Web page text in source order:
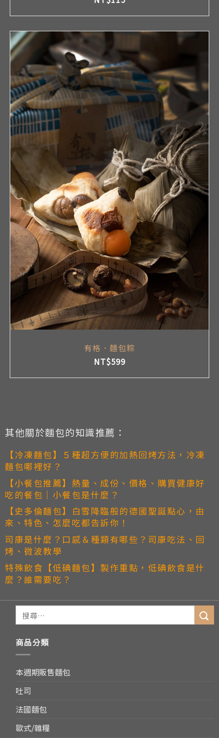
有格．麵包粽
NT$599
其他關於麵包的知識推薦：
【冷凍麵包】５種超方便的加熱回烤方法，冷凍
麵包哪裡好？
【小餐包推薦】熱量、成份、價格、購買健康好
吃的餐包｜小餐包是什麼？
【史多倫麵包】白雪降臨般的德國聖誕點心，由
來、特色、怎麼吃都告訴你！
司康是什麼？口感＆種類有哪些？司康吃法、回
烤、微波教學
特殊飲食【低碘麵包】製作重點，低碘飲食是什
麼？誰需要吃？
商品分類
本週期販售麵包
吐司
法國麵包
歐式/雜糧